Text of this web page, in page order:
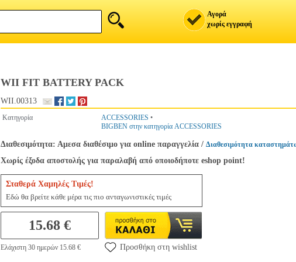
Αγορά
χωρίς εγγραφή
WII FIT BATTERY PACK
WII.00313
Κατηγορία ACCESSORIES •
BIGBEN στην κατηγορία ACCESSORIES
Διαθεσιμότητα: Αμεσα διαθέσιμο για online παραγγελία / Διαθεσιμότητα
Χωρίς έξοδα αποστολής για παραλαβή από οποιοδήποτε eshop point!
Σταθερά Χαμηλές Τιμές!
Εδώ θα βρείτε κάθε μέρα τις πιο ανταγωνιστικές τιμές
15.68 €
Ελάχιστη 30 ημερών 15.68 € Προσθήκη στη wishlist